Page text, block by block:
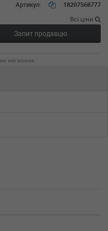
Артикул: 18207568777
Всі ціни
Запит продавцю
магазинах